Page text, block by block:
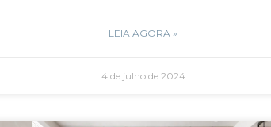
LEIA AGORA »
4 de julho de 2024